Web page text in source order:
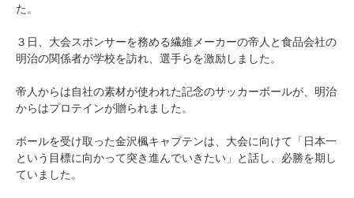
た。
３日、大会スポンサーを務める繊維メーカーの帝人と食品会社の
明治の関係者が学校を訪れ、選手らを激励しました。
帝人からは自社の素材が使われた記念のサッカーボールが、明治
からはプロテインが贈られました。
ボールを受け取った金沢楓キャプテンは、大会に向けて「日本一
という目標に向かって突き進んでいきたい」と話し、必勝を期し
ていました。